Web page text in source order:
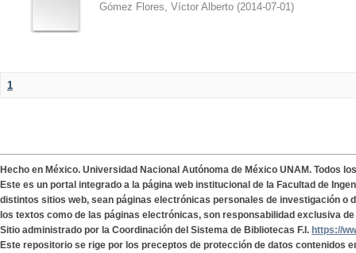
Gómez Flores, Víctor Alberto (2014-07-01)
1
Hecho en México. Universidad Nacional Autónoma de México UNAM. Todos
Este es un portal integrado a la página web institucional de la Facultad de
distintos sitios web, sean páginas electrónicas personales de investigación o
los textos como de las páginas electrónicas, son responsabilidad exclusiva
Sitio administrado por la Coordinación del Sistema de Bibliotecas F.I. https://
Este repositorio se rige por los preceptos de protección de datos contenidos